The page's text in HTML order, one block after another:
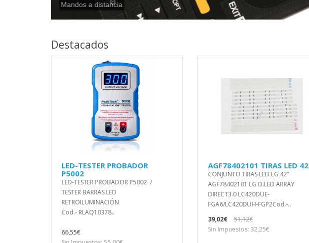
Mandos a distancia
Destacados
LED-TESTER PROBADOR
P5002
LED-TESTER PROBADOR P5002 /
TESTER BARRAS LED
RETROILUMINACIÓN
Cod.- RLAQ10378..
66,55€
AGF78402101 TIRAS LED 42
CONJUNTO TIRAS LED LG 42"
AGF78402101 LG D.LED ARRAY
DIRECT3.0 LC420DUE-
FGA6/LC420DUH-FGP2Cod.-..
39,02€
51,12€
Sin Impuestos: 32,25€